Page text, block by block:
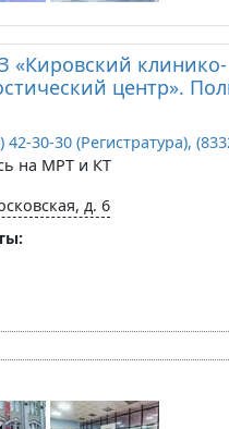
«Кировский клинико-
центр».
42-30-30 (Регистратура),
на МРТ и КТ
д. 6